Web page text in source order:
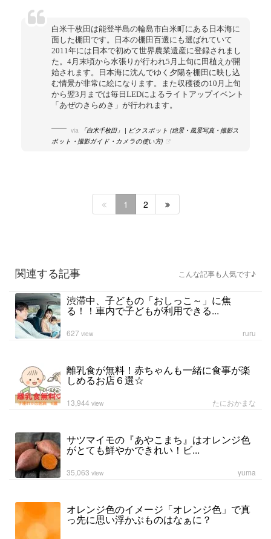
白米千枚田は能登半島の輪島市白米町にある日本海に
面した棚田です。日本の棚田百選にも選ばれていて
2011年には日本で初めて世界農業遺産に登録されまし
た。4月末頃から水張りが行われ5月上旬に田植えが開
始されます。日本海に沈んでゆく夕陽を棚田に映し込
む情景が非常に絵になります。また収穫後の10月上旬
から翌3月までは毎日LEDによるライトアップイベント
「あぜのきらめき」が行われます。
via
「白米千枚田」 | ピクスポット (絶景・風景写真・撮影ス
ポット・撮影ガイド・カメラの使い方)
1 2
関連する記事 こんな記事も人気です♪
渋滞中、子どもの「おしっこ～」に焦
る！！車内で子どもが利用できる...
ruru
627 view
離乳食が無料！赤ちゃんも一緒に食事が楽
しめるお店６選☆
たにおかまな
13,944 view
サツマイモの『あやこまち』はオレンジ色
がとても鮮やかできれい！ビ...
yuma
35,063 view
オレンジ色のイメージ「オレンジ色」で真
っ先に思い浮かぶものはなぁに？